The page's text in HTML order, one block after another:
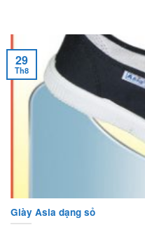
Giày Asia dạng sỏ
29
Th8